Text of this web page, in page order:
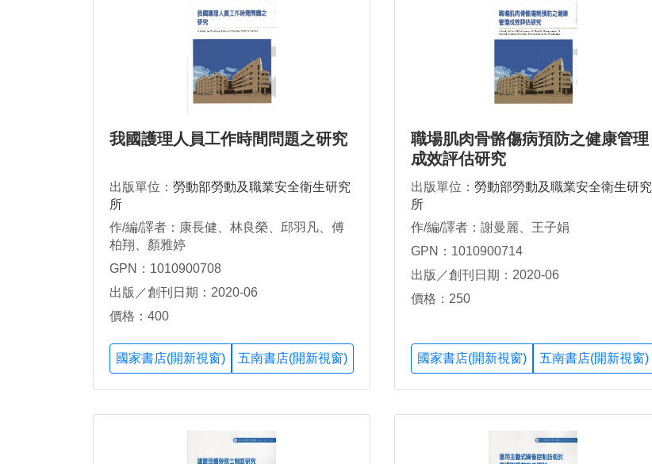
我國護理人員工作時間問題之研究
出版單位： 勞動部勞動及職業安全衛生研究
所
作/編/譯者：康長健、林良榮、邱羽凡、傅
柏翔、顏雅婷
GPN：1010900708
出版／創刊日期：2020-06
價格：400
國家書店(開新視窗) 五南書店(開新視窗)
職場肌肉骨骼傷病預防之健康管理
成效評估研究
出版單位： 勞動部勞動及職業安全衛生研究
所
作/編/譯者：謝曼麗、王子娟
GPN：1010900714
出版／創刊日期：2020-06
價格：250
國家書店(開新視窗) 五南書店(開新視窗)